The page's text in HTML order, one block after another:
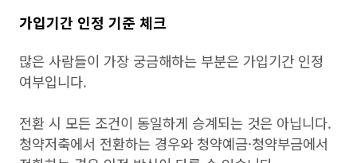
가입기간 인정 기준 체크
많은 사람들이 가장 궁금해하는 부분은 가입기간 인정
여부입니다.
전환 시 모든 조건이 동일하게 승계되는 것은 아닙니다.
청약저축에서 전환하는 경우와 청약예금·청약부금에서